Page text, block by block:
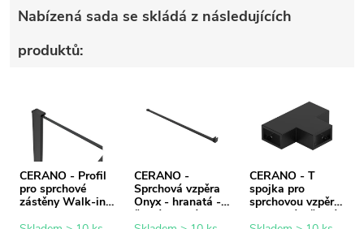
Nabízená sada se skládá z následujících
produktů:
CERANO - Profil
pro sprchové
zástěny Walk-in
CERANO -
Sprchová vzpěra
Onyx - hranatá -
černá matná -
CERANO - T
spojka pro
sprchovou vzpěru
- hranatá - černá